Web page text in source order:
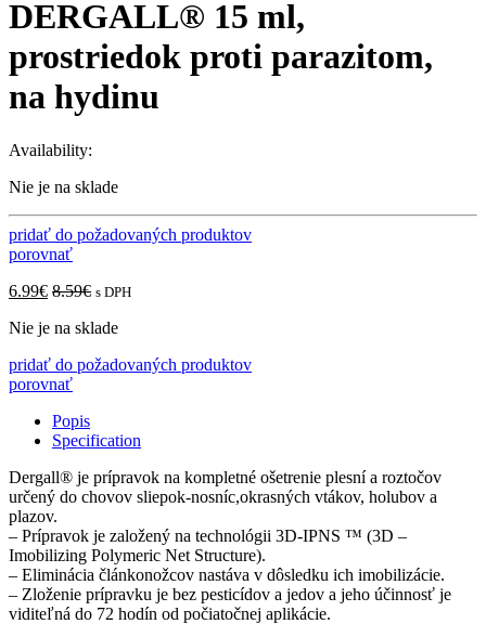
DERGALL® 15 ml,
prostriedok proti parazitom,
na hydinu
Availability:
Nie je na sklade
pridať do požadovaných produktov
porovnať
6.99€ 8.59€ s DPH
Nie je na sklade
pridať do požadovaných produktov
porovnať
Popis
Specification
Dergall® je prípravok na kompletné ošetrenie plesní a roztočov
určený do chovov sliepok-nosníc,okrasných vtákov, holubov a
plazov.
– Prípravok je založený na technológii 3D-IPNS ™ (3D –
Imobilizing Polymeric Net Structure).
– Eliminácia článkonožcov nastáva v dôsledku ich imobilizácie.
– Zloženie prípravku je bez pesticídov a jedov a jeho účinnosť je
viditeľná do 72 hodín od počiatočnej aplikácie.